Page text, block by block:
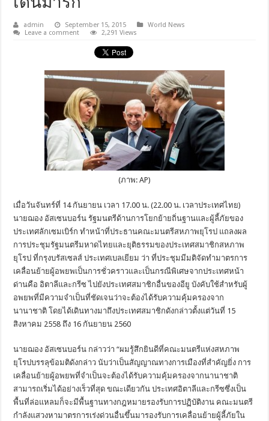
เดนมาร์ก
admin September 15, 2015
World News
Leave a comment
2,291 Views
(ภาพ: AP)
เมื่อวันจันทร์ที่ 14 กันยายน เวลา 17.00 น. (22.00 น. เวลาประเทศไทย)
นายฌอง อัสเซนบอร์น รัฐมนตรีด้านการโยกย้ายถิ่นฐานและผู้ลี้ภัยของ
ประเทศลักเซมเบิร์ก ทำหน้าที่ประธานคณะมนตรีสหภาพยุโรป แถลงผล
การประชุมรัฐมนตรีมหาดไทยและยุติธรรมของประเทศสมาชิกสหภาพ
ยุโรป ที่กรุงบรัสเซลส์ ประเทศเบลเยียม ว่า ที่ประชุมมีมติจัดทำมาตรการ
เคลื่อนย้ายผู้อพยพเป็นการชั่วคราวและเป็นกรณีพิเศษจากประเทศหน้า
ด่านคือ อิตาลีและกรีซ ไปยังประเทศสมาชิกอื่นของอียู บังคับใช้สำหรับผู้
อพยพที่มีความจำเป็นที่ชัดเจนว่าจะต้องได้รับความคุ้มครองจาก
นานาชาติ โดยได้เดินทางมาถึงประเทศสมาชิกดังกล่าวตั้งแต่วันที่ 15
สิงหาคม 2558 ถึง 16 กันยายน 2560
นายฌอง อัสเซนบอร์น กล่าวว่า “ผมรู้สึกยินดีที่คณะมนตรีแห่งสหภาพ
ยุโรปบรรลุข้อมติดังกล่าว นับว่าเป็นสัญญาณทางการเมืองที่สำคัญยิ่ง การ
เคลื่อนย้ายผู้อพยพที่จำเป็นจะต้องได้รับความคุ้มครองจากนานาชาติ
สามารถเริ่มได้อย่างเร็วที่สุด ขณะเดียวกัน ประเทศอิตาลีและกรีซซึ่งเป็น
พื้นที่ล่อแหลมก็จะมีพื้นฐานทางกฎหมายรองรับการปฏิบัติงาน คณะมนตรี
กำลังแสวงหามาตรการเร่งด่วนอื่นขึ้นมารองรับการเคลื่อนย้ายผู้ลี้ภัยใน